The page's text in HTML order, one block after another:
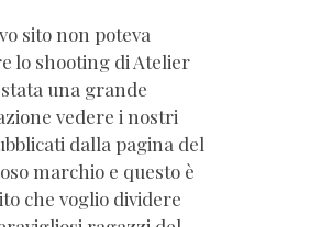
sito non poteva
lo shooting di Atelier
una grande
vedere i nostri
dalla pagina del
marchio e questo è
che voglio dividere